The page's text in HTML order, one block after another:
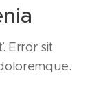
Error sit